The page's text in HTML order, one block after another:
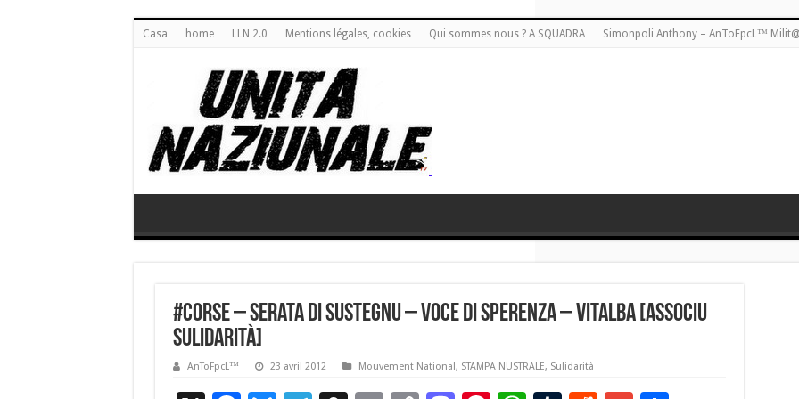
Casa home LLN 2.0 Mentions légales, cookies Qui sommes nous ? A SQUADRA Simonpoli Anthony – AnToFpcL™
#Corse – Serata di sustegnu – Voce di Sperenza – Vitalba [Associu
Sulidarità]
AnToFpcL™ 23 avril 2012 Mouvement National, STAMPA NUSTRALE, Sulidarità